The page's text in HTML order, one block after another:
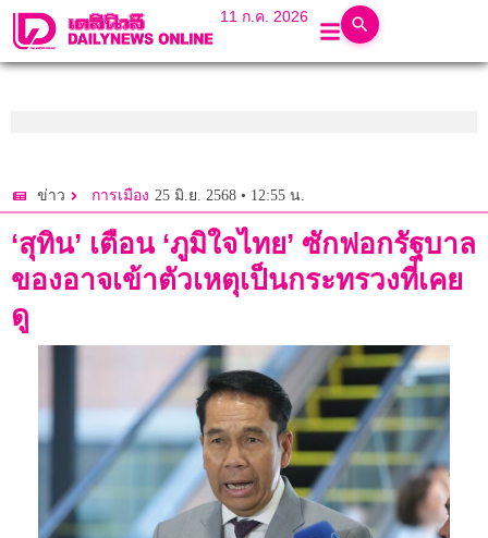
11 ก.ค. 2026
ข่าว การเมือง 25 มิ.ย. 2568 • 12:55 น.
‘สุทิน’ เตือน ‘ภูมิใจไทย’ ซักฟอกรัฐบาล
ของอาจเข้าตัวเหตุเป็นกระทรวงที่เคย
ดู